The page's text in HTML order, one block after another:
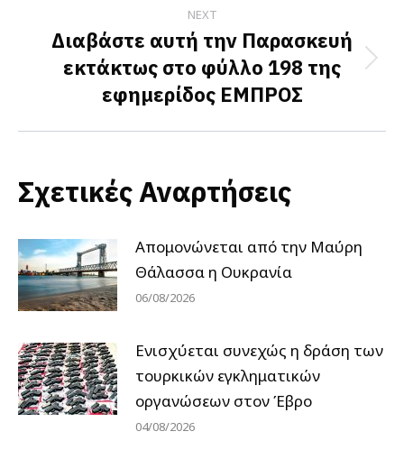
NEXT
Next
post:
Διαβάστε αυτή την Παρασκευή
εκτάκτως στο φύλλο 198 της
εφημερίδος ΕΜΠΡΟΣ
Σχετικές Αναρτήσεις
Απομονώνεται από την Μαύρη
Θάλασσα η Ουκρανία
06/08/2026
Ενισχύεται συνεχώς η δράση των
τουρκικών εγκληματικών
οργανώσεων στον Έβρο
04/08/2026